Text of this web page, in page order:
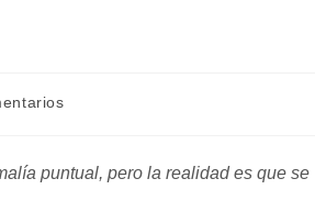
puntual, pero la realidad es que se